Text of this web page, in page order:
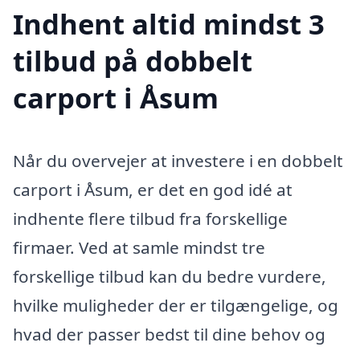
Indhent altid mindst 3
tilbud på dobbelt
carport i Åsum
Når du overvejer at investere i en dobbelt
carport i Åsum, er det en god idé at
indhente flere tilbud fra forskellige
firmaer. Ved at samle mindst tre
forskellige tilbud kan du bedre vurdere,
hvilke muligheder der er tilgængelige, og
hvad der passer bedst til dine behov og